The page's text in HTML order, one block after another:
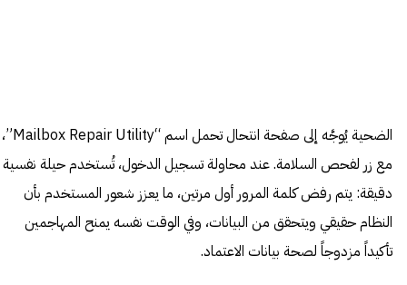
الضحية يُوجَّه إلى صفحة انتحال تحمل اسم “Mailbox Repair Utility”،
مع زر لفحص السلامة. عند محاولة تسجيل الدخول، تُستخدم حيلة نفسية
دقيقة: يتم رفض كلمة المرور أول مرتين، ما يعزز شعور المستخدم بأن
النظام حقيقي ويتحقق من البيانات، وفي الوقت نفسه يمنح المهاجمين
تأكيداً مزدوجاً لصحة بيانات الاعتماد.